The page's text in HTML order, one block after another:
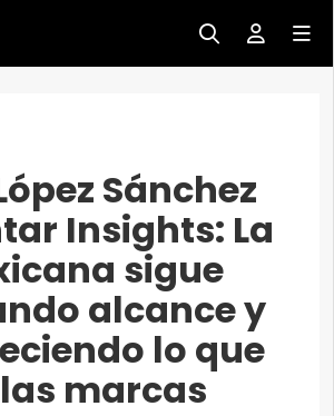
Sánchez
Insights: La
sigue
alcance y
lo que
marcas